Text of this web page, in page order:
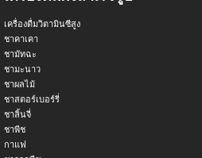
เครื่องดื่มวิตามินซีสูง
ชาคาเคา
ชามัทฉะ
ชามะนาว
ชาผลไม้
ชาสตอร์เบอร์รี่
ชาลิ้นจี่
ชาพีช
กาแฟ